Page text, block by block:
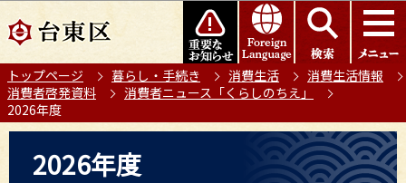
の
ー
ジ
の
このページの本文へ移動
トップページ 暮らし・手続き 消費生活
消費生活情報
消費者啓発資料
消費者ニュース「くらしのちえ」
2026年度
2026年度